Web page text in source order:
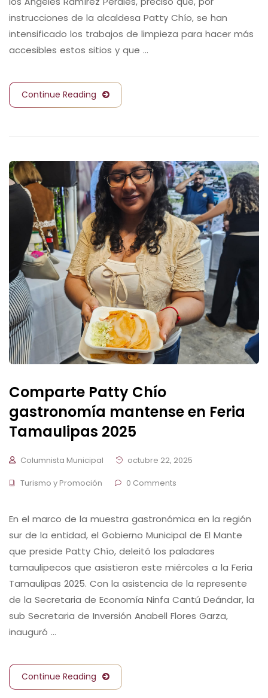
instrucciones de la alcaldesa Patty Chío, se han
intensificado los trabajos de limpieza para hacer más
accesibles estos sitios y que …
Continue Reading
Comparte Patty Chío
gastronomía mantense en Feria
Tamaulipas 2025
Columnista Municipal
octubre 22, 2025
Turismo y Promoción
0 Comments
En el marco de la muestra gastronómica en la región
sur de la entidad, el Gobierno Municipal de El Mante
que preside Patty Chío, deleitó los paladares
tamaulipecos que asistieron este miércoles a la Feria
Tamaulipas 2025. Con la asistencia de la represente
de la Secretaria de Economía Ninfa Cantú Deándar, la
sub Secretaria de Inversión Anabell Flores Garza,
inauguró …
Continue Reading